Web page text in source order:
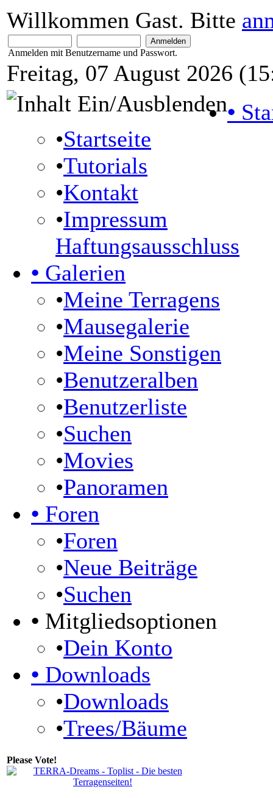
Willkommen Gast. Bitte
Anmelden mit Benutzername und Passwort.
Freitag, 07 August 2026
•
•Startseite
•Tutorials
•Kontakt
•Impressum
Haftungsausschluss
• Galerien
•Meine Terragens
•Mausegalerie
•Meine Sonstigen
•Benutzeralben
•Benutzerliste
•Suchen
•Movies
•Panoramen
• Foren
•Foren
•Neue Beiträge
•Suchen
• Mitgliedsoptionen
•Dein Konto
• Downloads
•Downloads
•Trees/Bäume
Please Vote!